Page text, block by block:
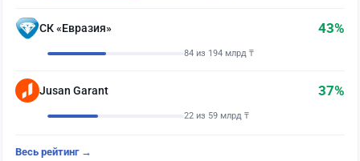
СК «Евразия» 43%
84 из 194 млрд ₸
Jusan Garant 37%
22 из 59 млрд ₸
Весь рейтинг →